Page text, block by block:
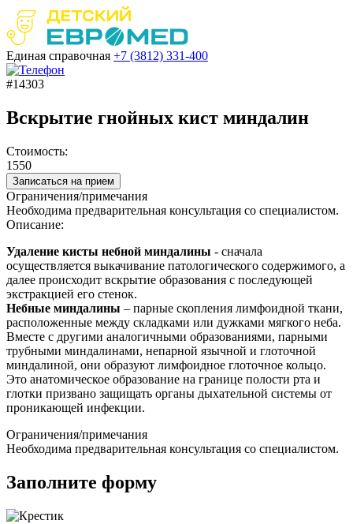
Единая справочная +7 (3812) 331-400
#14303
Вскрытие гнойных кист миндалин
Стоимость:
1550
Записаться на прием
Ограничения/примечания
Необходима предварительная консультация со специалистом.
Описание:
Удаление кисты небной миндалины - сначала
осуществляется выкачивание патологического содержимого, а
далее происходит вскрытие образования с последующей
экстракцией его стенок.
Небные миндалины – парные скопления лимфоидной ткани,
расположенные между складками или дужками мягкого неба.
Вместе с другими аналогичными образованиями, парными
трубными миндалинами, непарной язычной и глоточной
миндалиной, они образуют лимфоидное глоточное кольцо.
Это анатомическое образование на границе полости рта и
глотки призвано защищать органы дыхательной системы от
проникающей инфекции.
Ограничения/примечания
Необходима предварительная консультация со специалистом.
Заполните форму